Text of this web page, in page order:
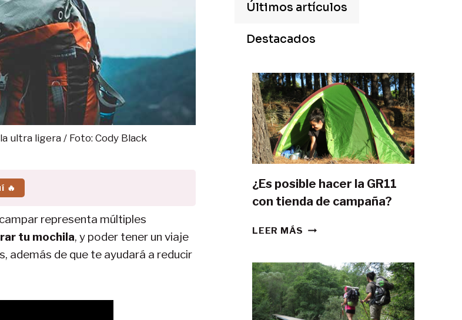
ultra ligera / Foto: Cody Black
🔥
representa múltiples
tu mochila, y poder tener un viaje
además de que te ayudará a reducir
Últimos artículos
Destacados
¿Es posible hacer la GR11
con tienda de campaña?
LEER MÁS ¿ES
LA
GR11
CON
TIENDA